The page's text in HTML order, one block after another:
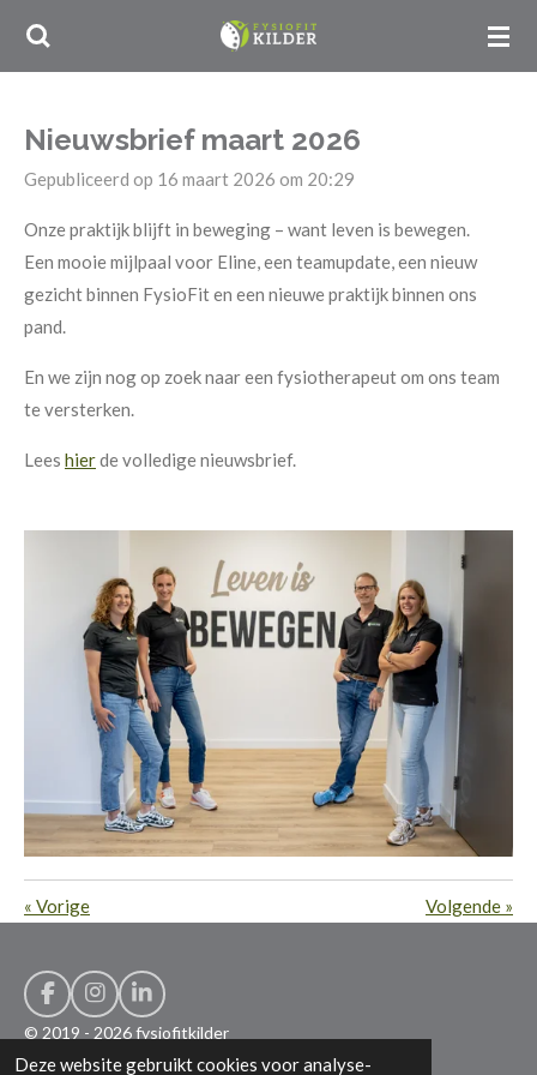
Deze website gebruikt cookies voor analyse-
Ga
hoofdinhoud
Nieuwsbrief maart 2026
Gepubliceerd op 16 maart 2026 om 20:29
Onze praktijk blijft in beweging – want leven is bewegen.
Een mooie mijlpaal voor Eline, een teamupdate, een nieuw
gezicht binnen FysioFit en een nieuwe praktijk binnen ons
pand.
En we zijn nog op zoek naar een fysiotherapeut om ons team
te versterken.
Lees hierde volledige nieuwsbrief.
« Vorige Volgende »
F
a
c
e
I
n
s
t
L
i
n
k
© 2019 - 2026 fysiofitkilder
Powered byJouwWeb